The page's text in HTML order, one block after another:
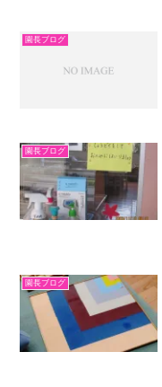
園長ブログ
園長ブログ
園長ブログ